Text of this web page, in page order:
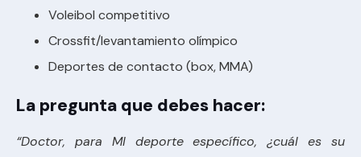
Voleibol competitivo
Crossfit/levantamiento olímpico
Deportes de contacto (box, MMA)
La pregunta que debes hacer:
“Doctor, para MI deporte específico, ¿cuál es su